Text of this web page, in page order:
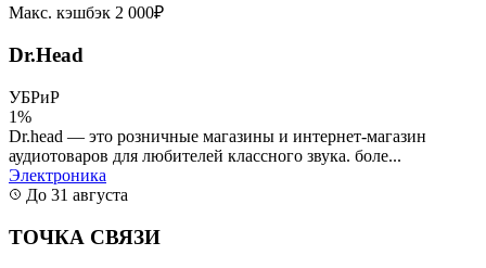
Макс. кэшбэк 2 000₽
Dr.Head
УБРиР
1%
Dr.head — это розничные магазины и интернет-магазин
аудиотоваров для любителей классного звука. боле...
Электроника
До 31 августа
ТОЧКА СВЯЗИ